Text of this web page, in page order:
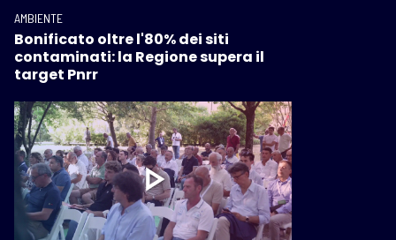
AMBIENTE
Bonificato oltre l'80% dei siti
contaminati: la Regione supera il
target Pnrr